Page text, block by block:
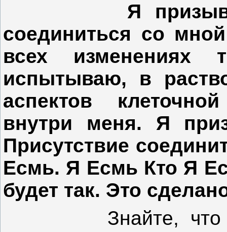
Я призываю
соединиться со
всех изменениях
испытываю, в
аспектов
внутри меня. Я
Присутствие
Есмь. Я Есмь Кто Я
будет так. Это
Знайте, что в